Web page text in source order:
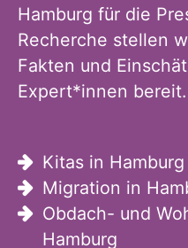
Hamburg für die
Recherche stellen
Fakten und
Expert*innen bereit.
Kitas in Hamburg
Migration in
Obdach- und
Hamburg